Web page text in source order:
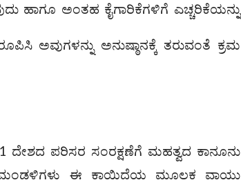
ಹಾಗೂ ಅಂತಹ ಕೈಗಾರಿಕೆಗಳಿಗೆ ಎಚ್ಚರಿಕೆಯನ್ನು
ಅವುಗಳನ್ನು ಅನುಷ್ಠಾನಕ್ಕೆ ತರುವಂತೆ ಕ್ರಮ
ದೇಶದ ಪರಿಸರ ಸಂರಕ್ಷಣೆಗೆ ಮಹತ್ವದ ಕಾನೂನು
ಮಂಡಳಿಗಳು ಈ ಕಾಯಿದೆಯ ಮೂಲಕ ವಾಯು